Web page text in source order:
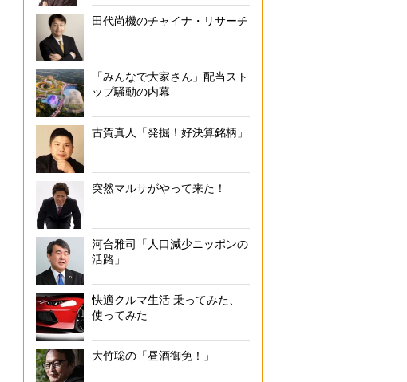
田代尚機のチャイナ・リサーチ
「みんなで大家さん」配当スト
ップ騒動の内幕
古賀真人「発掘！好決算銘柄」
突然マルサがやって来た！
河合雅司「人口減少ニッポンの
活路」
快適クルマ生活 乗ってみた、
使ってみた
大竹聡の「昼酒御免！」